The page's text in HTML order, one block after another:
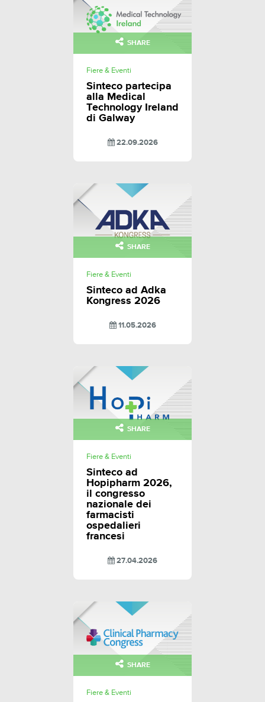
SHARE
Fiere & Eventi
Sinteco partecipa
alla Medical
Technology Ireland
di Galway
22.09.2026
SHARE
Fiere & Eventi
Sinteco ad Adka
Kongress 2026
11.05.2026
SHARE
Fiere & Eventi
Sinteco ad
Hopipharm 2026,
il congresso
nazionale dei
farmacisti
ospedalieri
francesi
27.04.2026
SHARE
Fiere & Eventi